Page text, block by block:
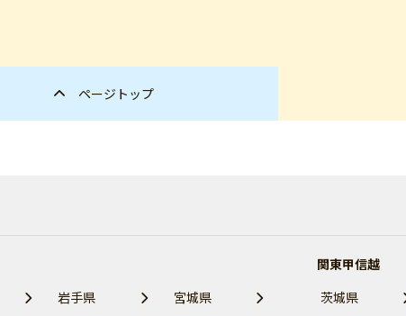
ページトップ
岩手県
宮城県
関東甲信越
茨城県